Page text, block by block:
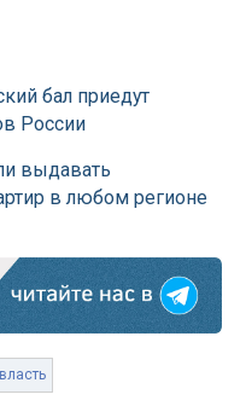
бал приедут
России
выдавать
в любом регионе
власть